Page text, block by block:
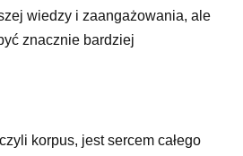
wiedzy i zaangażowania, ale
znacznie bardziej
korpus, jest sercem całego